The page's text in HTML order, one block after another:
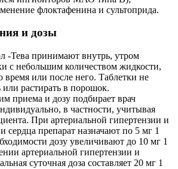
флоктафенина и сультоприда.
и дозы
-Тева принимают внутрь, утром
с небольшим количеством жидкости,
время или после него. Таблетки не
или растирать в порошок.
приема и дозу подбирает врач
в частности, учитывая
При артериальной гипертензии и
сердца препарат назначают по 5 мг 1
дозу увеличивают до 10 мг 1
артериальной гипертензии и
суточная доза составляет 20 мг 1